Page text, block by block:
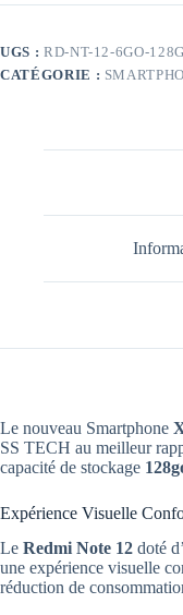
UGS : RD-NT-12-6GO-
CATÉGORIE :
Le nouveau Smartphone
SS TECH au meilleur
capacité de stockage
Expérience Visuelle
Le Redmi Note 12 doté
une expérience visuelle
réduction de